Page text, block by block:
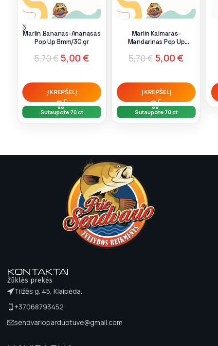
Marlin Bananas-Ananasas
Pop Up 8mm/30 gr
5,70€ 5,00€
Į KREPŠELĮ
Sutaupote 70 ct
Marlin Kalmaras-
Mandarinas Pop Up
5,70€ 5,00€
Į KREPŠELĮ
Sutaupote 70 ct
KONTAKTAI
Žūklės prekės
Tilžės g. 45, Klaipėda.
+37068793452
sendvarioparduotuve@gmail.com